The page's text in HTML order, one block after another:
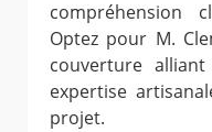
compréhension
Optez pour M.
couverture
expertise
projet.